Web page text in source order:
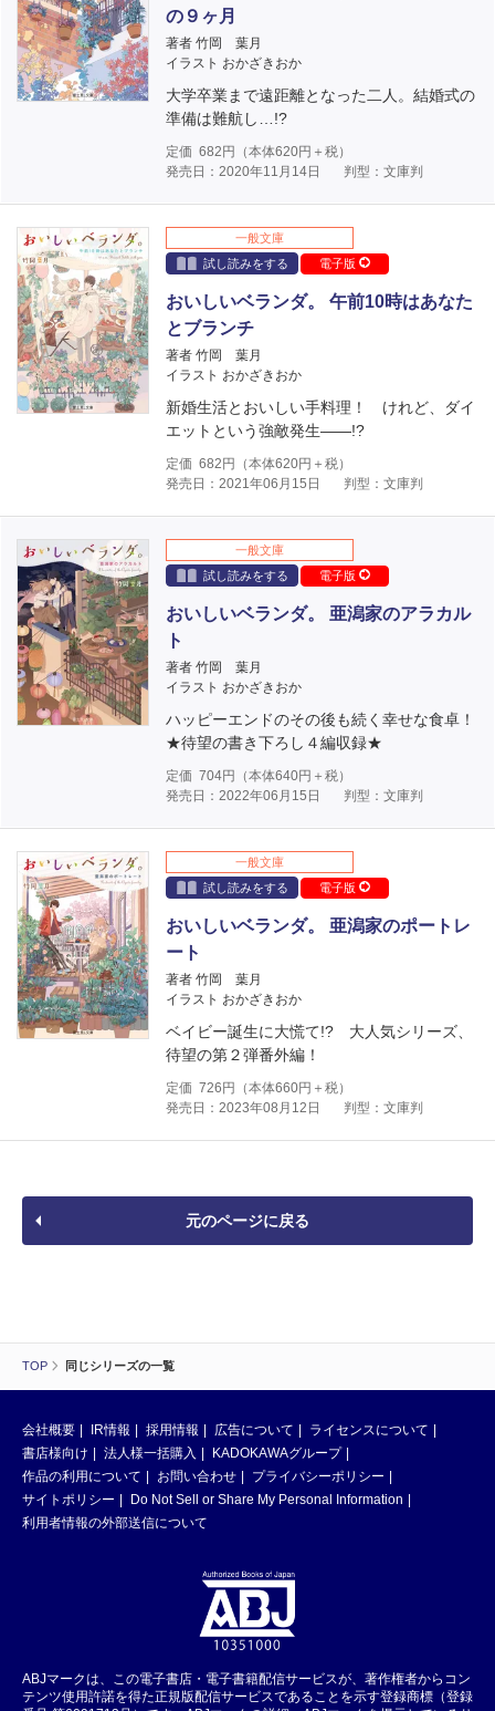
TOP 同じシリーズの一覧
の９ヶ月
著者 竹岡 葉月
イラスト おかざきおか
大学卒業まで遠距離となった二人。結婚式の
準備は難航し…!?
定価 682 円（本体620円＋税）
発売日：2020年11月14日
判型：文庫判
一般文庫
試し読みをする
電子版
おいしいベランダ。 午前10時はあなた
とブランチ
著者 竹岡 葉月
イラスト おかざきおか
新婚生活とおいしい手料理！ けれど、ダイ
エットという強敵発生――!?
定価 682 円（本体620円＋税）
発売日：2021年06月15日
判型：文庫判
一般文庫
試し読みをする
電子版
おいしいベランダ。 亜潟家のアラカル
ト
著者 竹岡 葉月
イラスト おかざきおか
ハッピーエンドのその後も続く幸せな食卓！
★待望の書き下ろし４編収録★
定価 704円（本体640円＋税）
発売日：2022年06月15日
判型：文庫判
一般文庫
試し読みをする
電子版
おいしいベランダ。 亜潟家のポートレ
ート
著者 竹岡 葉月
イラスト おかざきおか
ベイビー誕生に大慌て!? 大人気シリーズ、
待望の第２弾番外編！
定価 726 円（本体660円＋税）
発売日：2023年08月12日
判型：文庫判
元のページに戻る
会社概要 IR情報 採用情報 広告について
ライセンスについて
書店様向け
法人様一括購入
KADOKAWAグループ
作品の利用について
お問い合わせ
プライバシーポリシー
サイトポリシー
Do Not Sell or Share My Personal Information
利用者情報の外部送信について
ABJマークは、この電子書店・電子書籍配信サービスが、著作権者からコン
テンツ使用許諾を得た正規版配信サービスであることを示す登録商標（登録